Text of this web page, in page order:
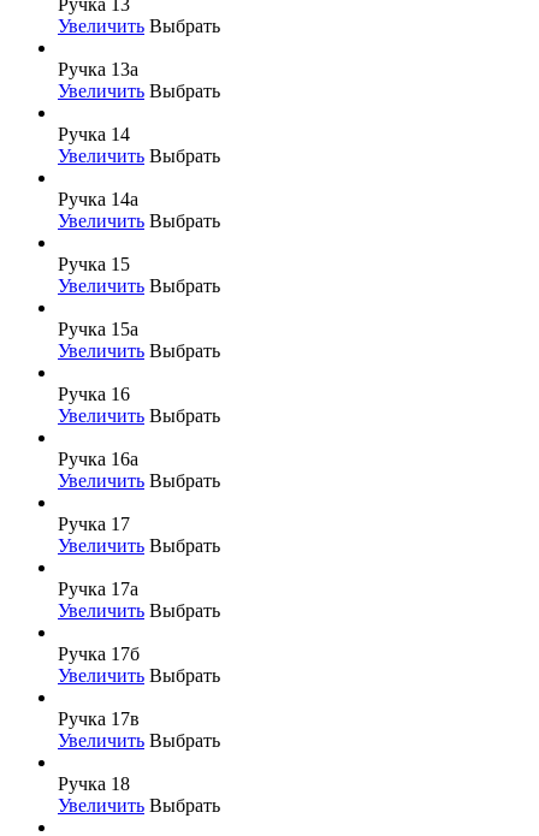
Увеличить Выбрать
Ручка 13а
Увеличить Выбрать
Ручка 14
Увеличить Выбрать
Ручка 14а
Увеличить Выбрать
Ручка 15
Увеличить Выбрать
Ручка 15а
Увеличить Выбрать
Ручка 16
Увеличить Выбрать
Ручка 16а
Увеличить Выбрать
Ручка 17
Увеличить Выбрать
Ручка 17а
Увеличить Выбрать
Ручка 17б
Увеличить Выбрать
Ручка 17в
Увеличить Выбрать
Ручка 18
Увеличить Выбрать